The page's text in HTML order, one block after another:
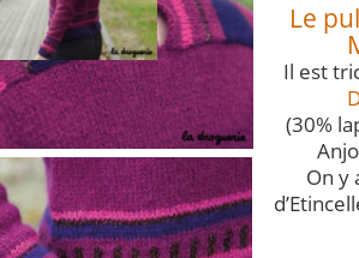
Le
Il est
(30%
On y